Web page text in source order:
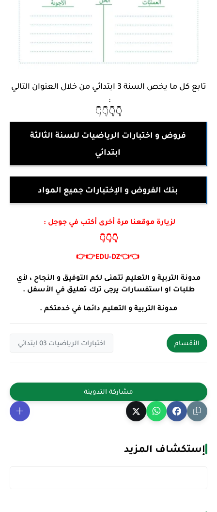
تابع كل ما يخص السنة 3 ابتدائي من خلال العنوان التالي
:
👇👇👇👇
فروض و اختبارات الرياضيات للسنة الثالثة
ابتدائي
بنك الفروض و الإختبارات جميع المواد
لزيارة موقعنا مرة أخرى أكتب في جوجل :
👇👇👇
👈👈
EDU-DZ
👉👉
مدونة التربية و التعليم تتمنى لكم التوفيق و النجاح ، لأي
طلبات او استفسارات يرجى ترك تعليق في الأسفل .
مدونة التربية و التعليم دائما في خدمتكم .
الأقسام اختبارات الرياضيات 03 ابتدائي
إستكشاف المزيد